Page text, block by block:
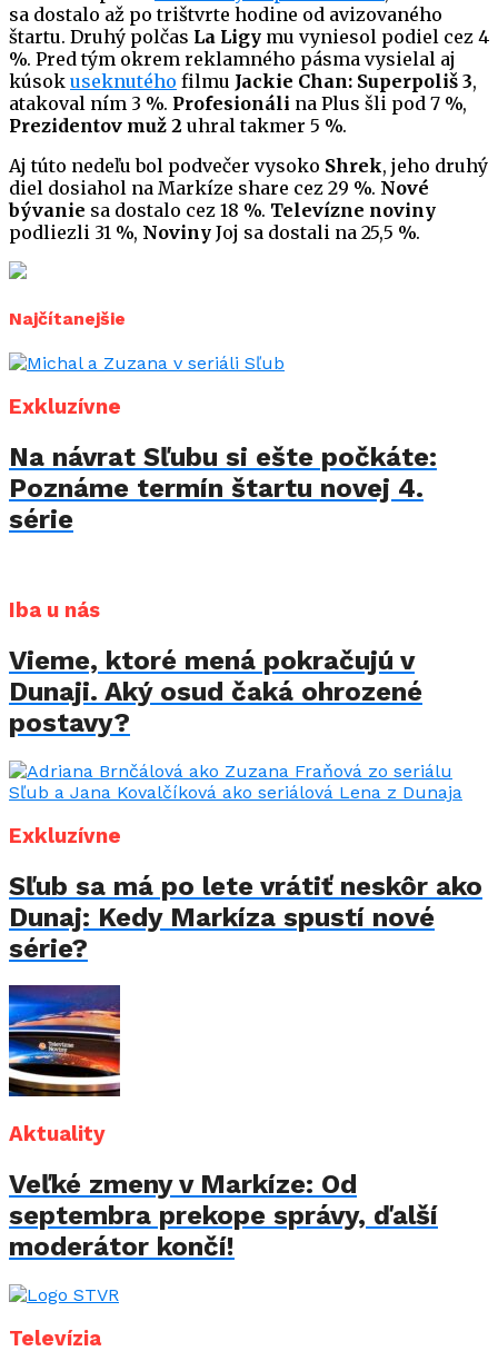
sa dostalo až po trištvrte hodine od avizovaného
štartu. Druhý polčas La Ligy mu vyniesol podiel cez 4
%. Pred tým okrem reklamného pásma vysielal aj
kúsok useknutého filmu Jackie Chan: Superpoliš 3,
atakoval ním 3 %. Profesionáli na Plus šli pod 7 %,
Prezidentov muž 2 uhral takmer 5 %.
Aj túto nedeľu bol podvečer vysoko Shrek, jeho druhý
diel dosiahol na Markíze share cez 29 %. Nové
bývanie sa dostalo cez 18 %. Televízne noviny
podliezli 31 %, Noviny Joj sa dostali na 25,5 %.
Najčítanejšie
Exkluzívne
Na návrat Sľubu si ešte počkáte:
Poznáme termín štartu novej 4.
série
Iba u nás
Vieme, ktoré mená pokračujú v
Dunaji. Aký osud čaká ohrozené
postavy?
Exkluzívne
Sľub sa má po lete vrátiť neskôr ako
Dunaj: Kedy Markíza spustí nové
série?
Aktuality
Veľké zmeny v Markíze: Od
septembra prekope správy, ďalší
moderátor končí!
Televízia